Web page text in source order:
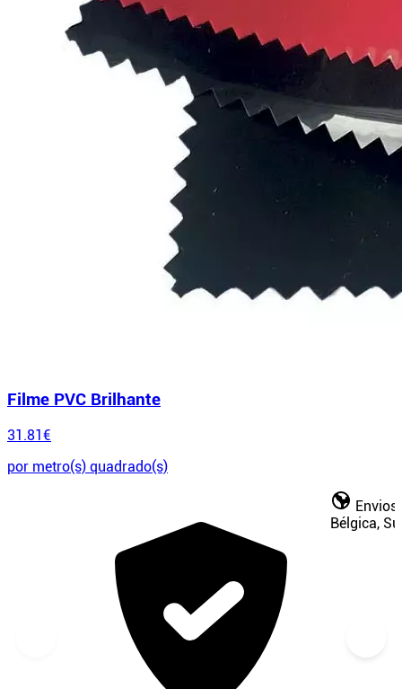
Filme PVC Brilhante
31.81€
por metro(s) quadrado(s)
Bélgica,